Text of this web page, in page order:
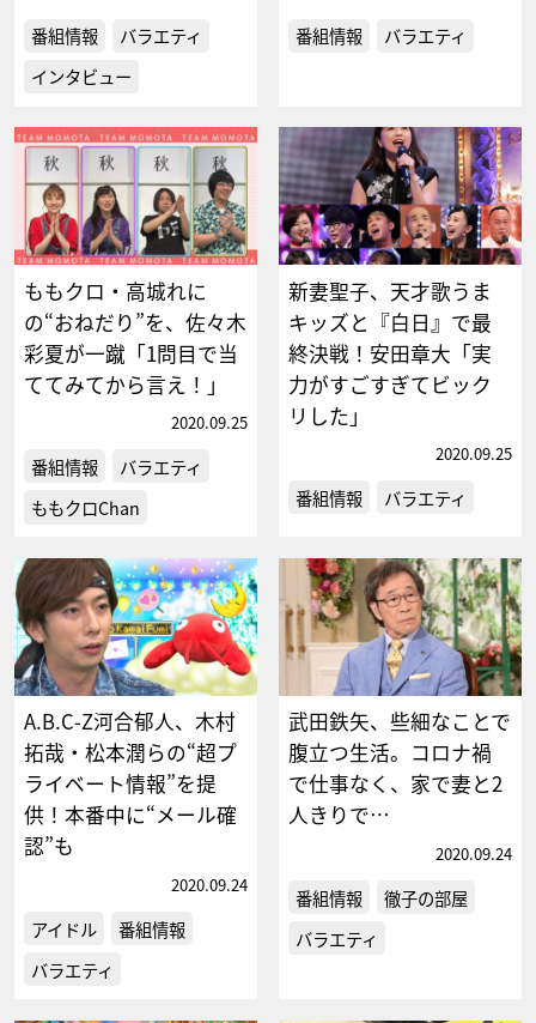
番組情報
バラエティ
インタビュー
番組情報 バラエティ
ももクロ・高城れに
の“おねだり”を、佐々木
彩夏が一蹴「1問目で当
ててみてから言え！」
2020.09.25
番組情報
バラエティ
ももクロChan
新妻聖子、天才歌うま
キッズと『白日』で最
終決戦！安田章大「実
力がすごすぎてビック
リした」
2020.09.25
番組情報 バラエティ
A.B.C-Z河合郁人、木村
拓哉・松本潤らの“超プ
ライベート情報”を提
供！本番中に“メール確
認”も
2020.09.24
アイドル
番組情報
バラエティ
武田鉄矢、些細なことで
腹立つ生活。コロナ禍
で仕事なく、家で妻と2
人きりで…
2020.09.24
番組情報
徹子の部屋
バラエティ